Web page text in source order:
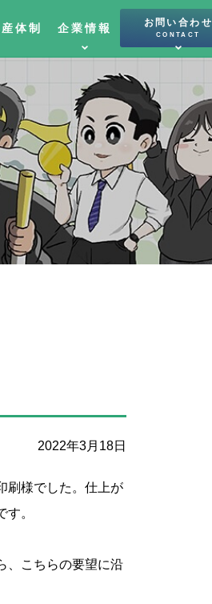
体制 企業情報 お問い合わせ
CONTACT
2022年3月18日
刷様でした。仕上が
。
、こちらの要望に沿